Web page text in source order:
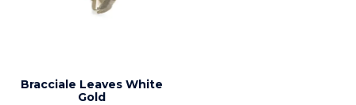
Bracciale Leaves White
Gold